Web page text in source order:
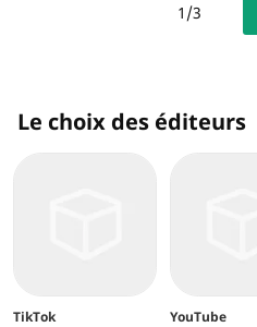
1/3
Le choix des éditeurs
TikTok
YouTube